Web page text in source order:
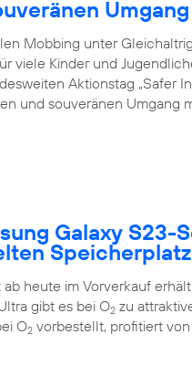
Mobbing unter
viele Kinder und
Aktionstag „Safer
und souveränen Umgang
Galaxy S23-
heute im Vorverkauf
gibt es bei O2 zu
O2 vorbestellt, profitiert